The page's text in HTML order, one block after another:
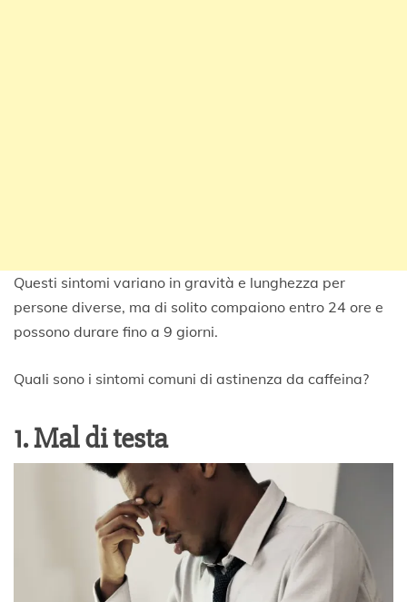
Questi sintomi variano in gravità e lunghezza per
persone diverse, ma di solito compaiono entro 24 ore e
possono durare fino a 9 giorni.
Quali sono i sintomi comuni di astinenza da caffeina?
1. Mal di testa